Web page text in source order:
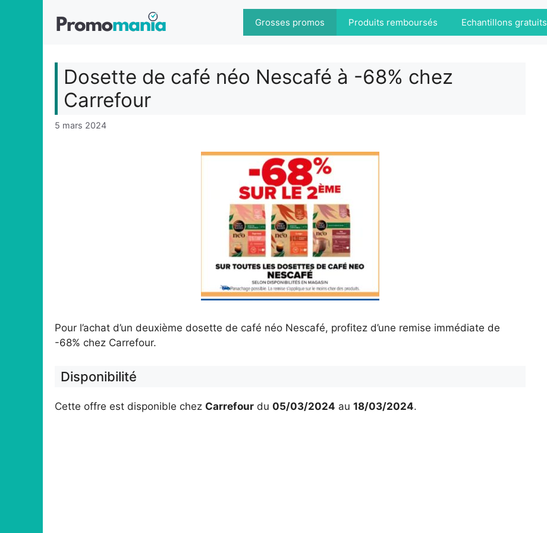
Grosses promos Produits remboursés Echantillons gratuits
Dosette de café néo Nescafé à -68% chez
Carrefour
5 mars 2024
Pour l’achat d’un deuxième dosette de café néo Nescafé, profitez d’une remise immédiate de
-68% chez Carrefour.
Disponibilité
Cette offre est disponible chez Carrefour du 05/03/2024 au 18/03/2024.